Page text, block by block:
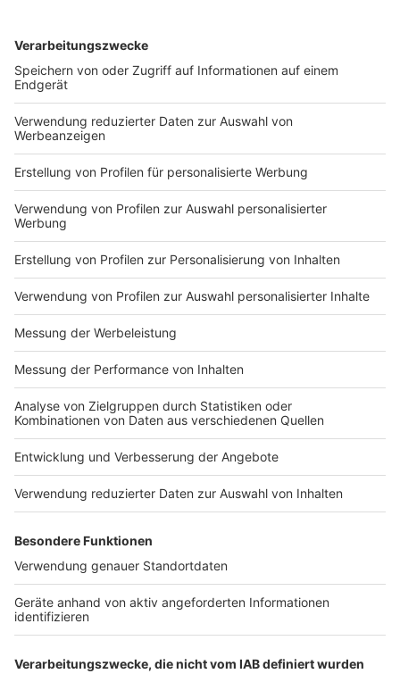
DEINE GEMERKTEN ARTIKEL
Du hast dir noch keine Artikel gemerkt
Markiere sie hierfür mit einem
Impressum
Nutzungsbedingungen
Jobs
Presse
Werben
Archiv
ANTENNE BAYERN GROUP
Stiftung ANTENNE BAYERN
hilft
Teilnahmebedingungen
Kontakt
Studio-Hotline
Verkehrs-Hotline
Newsletter